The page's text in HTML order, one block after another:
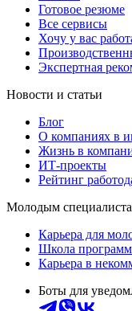
Готовое резюме
Все сервисы
Хочу у вас
Экспертная
Новости и статьи
Блог
О компаниях в
Жизнь в
ИТ-проекты
Рейтинг
Молодым
Карьера для
Школа
Карьера в
Боты для